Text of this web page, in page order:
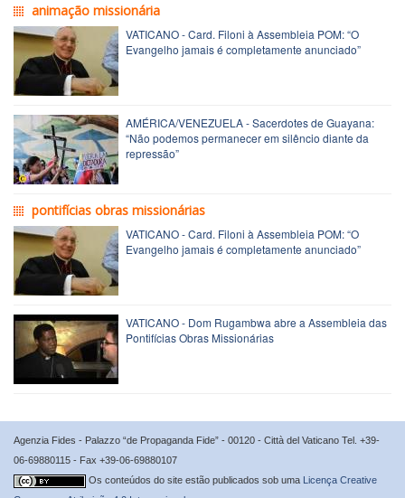
animação missionária
VATICANO - Card. Filoni à Assembleia POM: “O
Evangelho jamais é completamente anunciado”
AMÉRICA/VENEZUELA - Sacerdotes de Guayana:
“Não podemos permanecer em silêncio diante da
repressão”
pontifícias obras missionárias
VATICANO - Card. Filoni à Assembleia POM: “O
Evangelho jamais é completamente anunciado”
VATICANO - Dom Rugambwa abre a Assembleia das
Pontifícias Obras Missionárias
Agenzia Fides - Palazzo “de Propaganda Fide” - 00120 - Città del Vaticano Tel. +39-
06-69880115 - Fax +39-06-69880107
Os conteúdos do site estão publicados sob uma Licença Creative